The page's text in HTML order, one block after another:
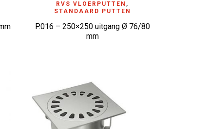
ADD TO WISHLIST
RVS VLOERPUTTEN ,
STANDAARD PUTTEN
P.016 – 250×250 uitgang Ø 76/80
mm